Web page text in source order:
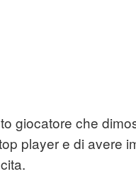
giocatore che
player e di avere